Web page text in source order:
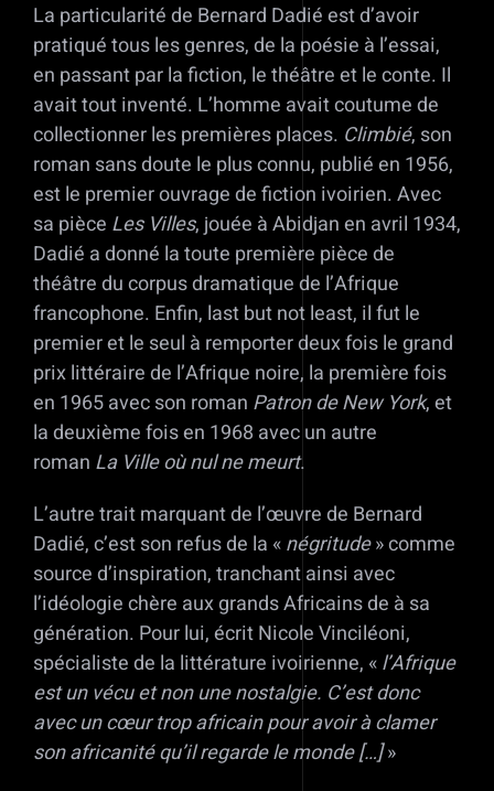
La particularité de Bernard Dadié est d’avoir
pratiqué tous les genres, de la poésie à l’essai,
en passant par la fiction, le théâtre et le conte. Il
avait tout inventé. L’homme avait coutume de
collectionner les premières places. Climbié, son
roman sans doute le plus connu, publié en 1956,
est le premier ouvrage de fiction ivoirien. Avec
sa pièce Les Villes, jouée à Abidjan en avril 1934,
Dadié a donné la toute première pièce de
théâtre du corpus dramatique de l’Afrique
francophone. Enfin, last but not least, il fut le
premier et le seul à remporter deux fois le grand
prix littéraire de l’Afrique noire, la première fois
en 1965 avec son roman Patron de New York, et
la deuxième fois en 1968 avec un autre
roman La Ville où nul ne meurt.
L’autre trait marquant de l’œuvre de Bernard
Dadié, c’est son refus de la «négritude» comme
source d’inspiration, tranchant ainsi avec
l’idéologie chère aux grands Africains de à sa
génération. Pour lui, écrit Nicole Vinciléoni,
spécialiste de la littérature ivoirienne, «l’Afrique
est un vécu et non une nostalgie. C’est donc
avec un cœur trop africain pour avoir à clamer
son africanité qu’il regarde le monde […]»